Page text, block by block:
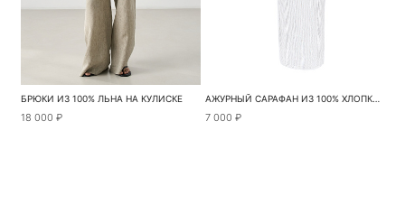
БРЮКИ ИЗ 100% ЛЬНА НА КУЛИСКЕ
18 000 ₽
АЖУРНЫЙ САРАФАН ИЗ 100% ХЛОПКА С ПЕРЕМЫЧКОЙ
7 000 ₽